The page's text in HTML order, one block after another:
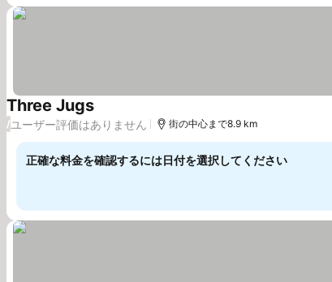
Three Jugs料金を表示
/ユーザー評価はありません 街の中心まで8.9 km
正確な料金を確認するには日付を選択してください